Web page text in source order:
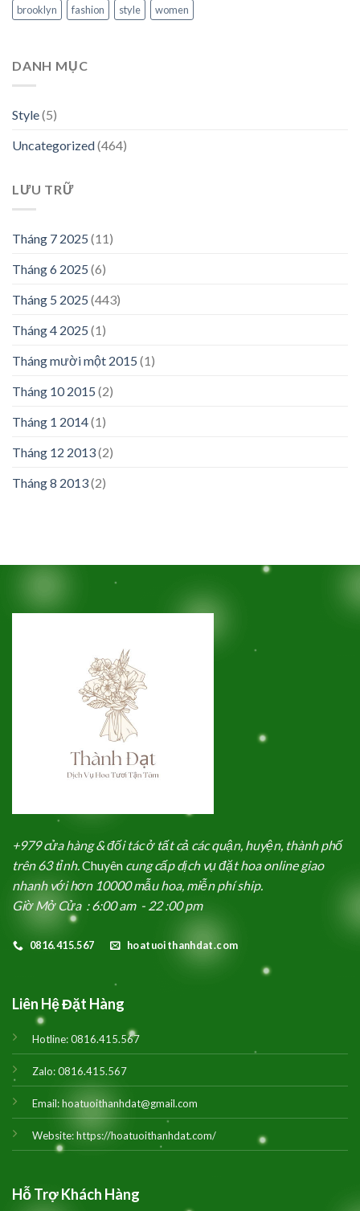
brooklyn fashion style women
DANH MỤC
Style(5)
Uncategorized(464)
LƯU TRỮ
Tháng 7 2025 (11)
Tháng 6 2025 (6)
Tháng 5 2025 (443)
Tháng 4 2025 (1)
Tháng mười một 2015 (1)
Tháng 10 2015 (2)
Tháng 1 2014(1)
Tháng 12 2013(2)
Tháng 8 2013(2)
+979 cửa hàng & đối tác ở tất cả các quận, huyện, thành phố
trên 63 tỉnh.Chuyên cung cấp dịch vụ đặt hoa online giao
nhanh với hơn 10000 mẫu hoa, miễn phí ship.
Giờ Mở Cửa : 6:00 am - 22 :00 pm
0816.415.567 hoatuoithanhdat.com
Liên Hệ Đặt Hàng
Hotline:0816.415.567
Zalo:0816.415.567
Email:hoatuoithanhdat@gmail.com
Website:https://hoatuoithanhdat.com/
Hỗ Trợ Khách Hàng